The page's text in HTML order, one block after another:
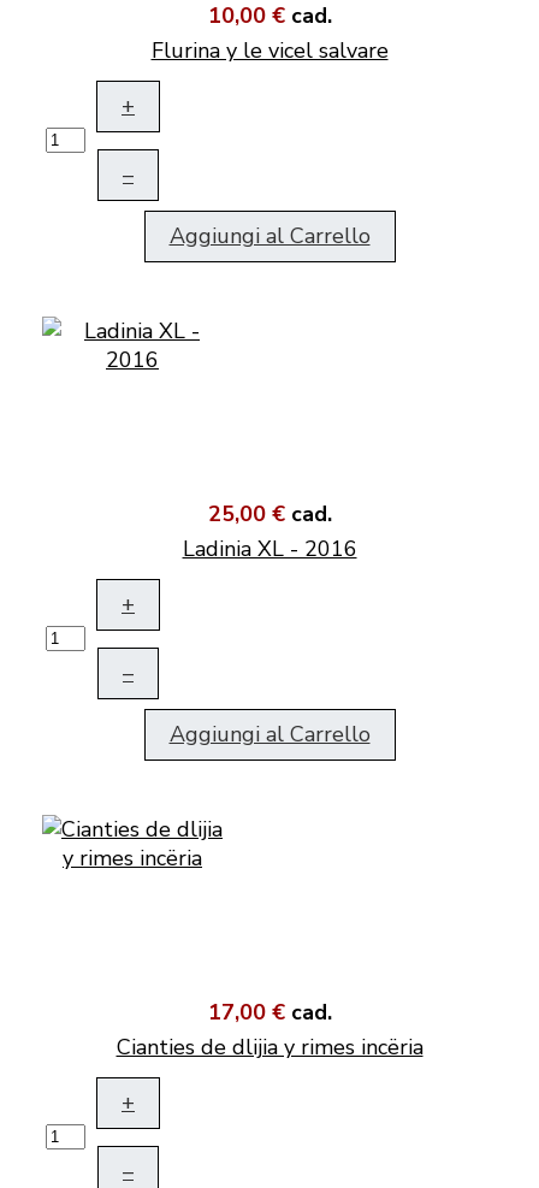
10,00 € cad.
Flurina y le vicel salvare
+
–
Aggiungi al Carrello
25,00 € cad.
Ladinia XL - 2016
+
–
Aggiungi al Carrello
17,00 € cad.
Cianties de dlijia y rimes incëria
+
–